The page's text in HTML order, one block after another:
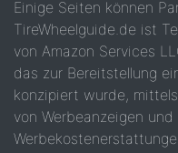
Einige Seiten können
TireWheelguide.de ist
von Amazon Services
das zur Bereitstellung
konzipiert wurde,
von Werbeanzeigen